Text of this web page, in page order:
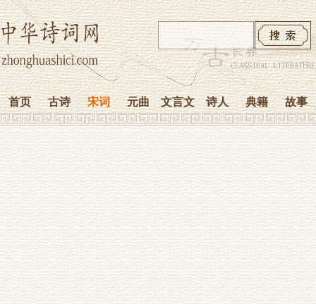
首页 古诗 宋词 元曲 文言文 诗人 典籍 故事